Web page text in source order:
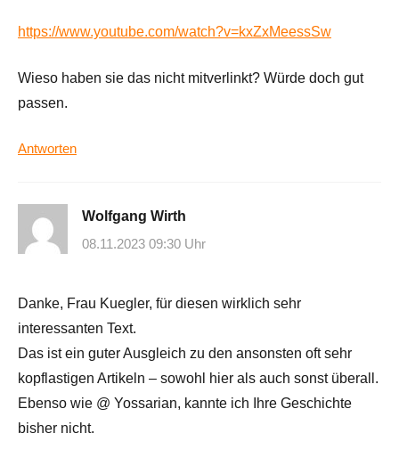
https://www.youtube.com/watch?v=kxZxMeessSw
Wieso haben sie das nicht mitverlinkt? Würde doch gut
passen.
Antworten
Wolfgang Wirth
08.11.2023 09:30 Uhr
Danke, Frau Kuegler, für diesen wirklich sehr
interessanten Text.
Das ist ein guter Ausgleich zu den ansonsten oft sehr
kopflastigen Artikeln – sowohl hier als auch sonst überall.
Ebenso wie @ Yossarian, kannte ich Ihre Geschichte
bisher nicht.